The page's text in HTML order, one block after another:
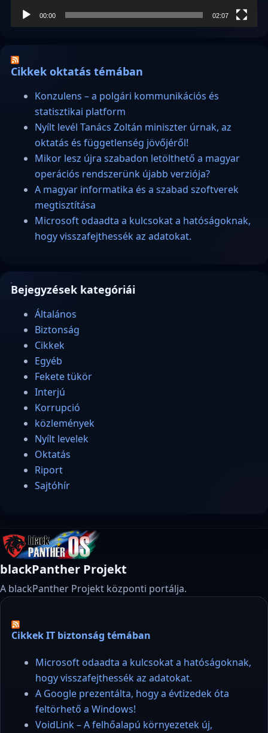
00:00 02:07
Cikkek oktatás témában
Konzulens – a polgári kommunikációs és
statisztikai platform
Nyílt levél Tanács Zoltán miniszter úrnak, az
oktatás és függetlenség jövőjéről!
Mikor lesz újra szabadon letölthető a magyar
operációs rendszerünk újabb verziója?
A magyar informatika és a szabad szoftverek
megtisztítása
Microsoft odaadta a kulcsokat a hatóságoknak,
hogy visszafejthessék az adatokat.
Bejegyzések kategóriái
Általános
Biztonság
Cikkek
Egyéb
Fekete tükör
Interjú
Korrupció
közlemények
Nyílt levelek
Oktatás
Riport
Sajtóhír
blackPanther Projekt
A blackPanther Projekt központi portálja.
Cikkek IT biztonság témában
Microsoft odaadta a kulcsokat a hatóságoknak,
hogy visszafejthessék az adatokat.
A Google prezentálta, hogy a évtizedek óta
feltörhető a Windows!
VoidLink – A felhőalapú környezetek új,